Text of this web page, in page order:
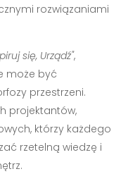
rozwiązaniami
się, Urządź",
może być
przestrzeni.
projektantów,
którzy każdego
rzetelną wiedzę i